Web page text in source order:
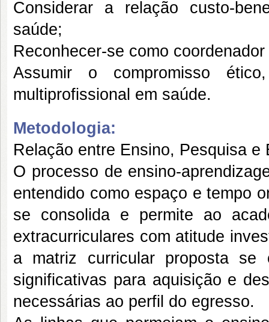
Considerar a relação custo-
saúde;
Reconhecer-se como
Assumir o compromisso
multiprofissional em saúde.
Metodologia:
Relação entre Ensino, Pesquisa e
O processo de ensino-
entendido como espaço e tempo
se consolida e permite ao
extracurriculares com atitude
a matriz curricular proposta se
significativas para aquisição e
necessárias ao perfil do egresso.